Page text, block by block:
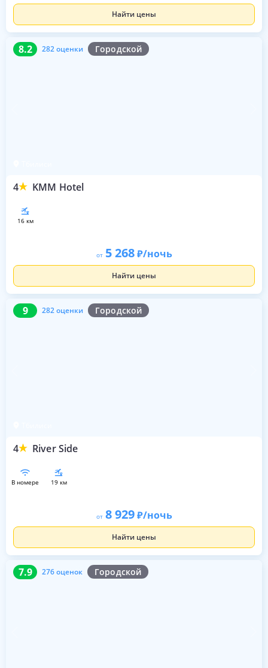
Найти цены
8.2 282 оценки Городской
4 KMM Hotel
8.2 282 оценки
16 км
от 5 268 /ночь
Найти цены
9 282 оценки Городской
4 River Side
9 282 оценки
в номере 19 км
от 8 929 /ночь
Найти цены
7.9 276 оценок Городской
7.9 276 оценок